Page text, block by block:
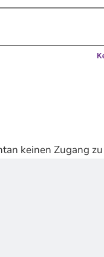
keinen Zugang